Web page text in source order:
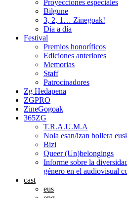
Proyecciones especiales
Bilgune
3, 2, 1… Zinegoak!
Día a día
Festival
Premios honoríficos
Ediciones anteriores
Memorias
Staff
Patrocinadores
Zg Hedapena
ZGPRO
ZineGogoak
365ZG
T.R.A.U.M.A
Nola esan/izan bollera
Bizi
Queer (Un)belongings
Informe sobre la
género en el audiovisual
cast
eus